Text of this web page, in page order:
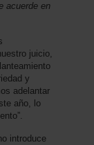
acuerde en
juicio,
y
adelantar
año, lo
introduce